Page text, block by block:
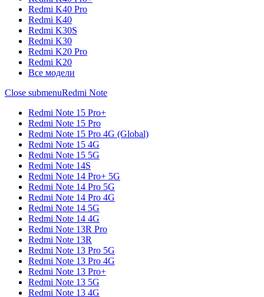
Redmi K40 Pro
Redmi K40
Redmi K30S
Redmi K30
Redmi K20 Pro
Redmi K20
Все модели
Close submenuRedmi Note
Redmi Note 15 Pro+
Redmi Note 15 Pro
Redmi Note 15 Pro 4G (Global)
Redmi Note 15 4G
Redmi Note 15 5G
Redmi Note 14S
Redmi Note 14 Pro+ 5G
Redmi Note 14 Pro 5G
Redmi Note 14 Pro 4G
Redmi Note 14 5G
Redmi Note 14 4G
Redmi Note 13R Pro
Redmi Note 13R
Redmi Note 13 Pro 5G
Redmi Note 13 Pro 4G
Redmi Note 13 Pro+
Redmi Note 13 5G
Redmi Note 13 4G